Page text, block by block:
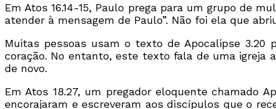
Em Atos 16.14-15, Paulo prega para um grupo de
atender à mensagem de Paulo”. Não foi ela que
Muitas pessoas usam o texto de Apocalipse
coração. No entanto, este texto fala de uma igreja
de novo.
Em Atos 18.27, um pregador eloquente chamado
encorajaram e escreveram aos discípulos que o